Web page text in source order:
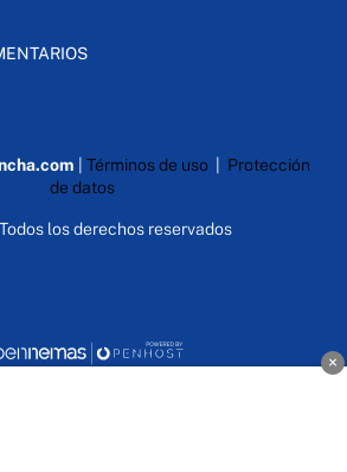
Términos de uso| Protección
de datos
los derechos reservados
×